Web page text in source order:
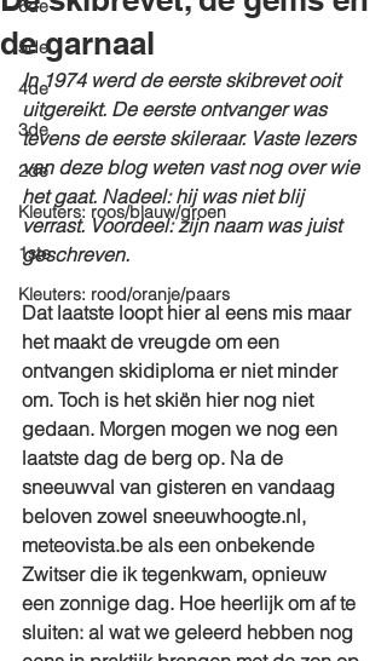
6de
5de
4de
3de
2de
Kleuters: roos/blauw/groen
1ste
Kleuters: rood/oranje/paars
de garnaal
In 1974 werd de eerste skibrevet ooit
uitgereikt. De eerste ontvanger was
tevens de eerste skileraar. Vaste lezers
van deze blog weten vast nog over wie
het gaat. Nadeel: hij was niet blij
verrast. Voordeel: zijn naam was juist
geschreven.
Dat laatste loopt hier al eens mis maar
het maakt de vreugde om een
ontvangen skidiploma er niet minder
om. Toch is het skiën hier nog niet
gedaan. Morgen mogen we nog een
laatste dag de berg op. Na de
sneeuwval van gisteren en vandaag
beloven zowel sneeuwhoogte.nl,
meteovista.be als een onbekende
Zwitser die ik tegenkwam, opnieuw
een zonnige dag. Hoe heerlijk om af te
sluiten: al wat we geleerd hebben nog